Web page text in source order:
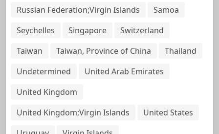
Russian Federation;Virgin Islands
Samoa
Seychelles
Singapore
Switzerland
Taiwan
Taiwan, Province of China
Thailand
Undetermined
United Arab Emirates
United Kingdom
United Kingdom;Virgin Islands
United States